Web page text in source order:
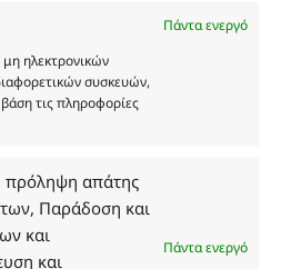
Πάντα ενεργό
μη ηλεκτρονικών
συσκευών,
τις πληροφορίες
πρόληψη απάτης
Παράδοση και
και
και
Πάντα ενεργό